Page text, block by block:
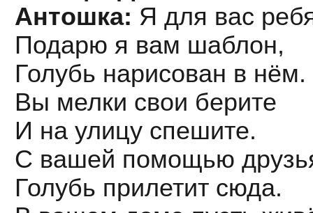
Антошка: Я для вас
Подарю я вам шаблон,
Голубь нарисован в нём.
Вы мелки свои берите
И на улицу спешите.
С вашей помощью
Голубь прилетит сюда.